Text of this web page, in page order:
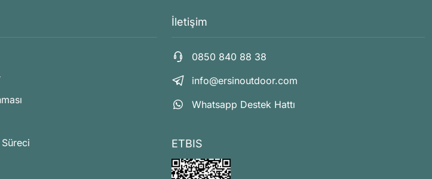
İletişim
0850 840 88 38
info@ersinoutdoor.com
Whatsapp Destek Hattı
ETBIS